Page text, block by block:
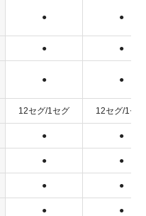
● ●
● ●
● ●
12セグ/1セグ 12セグ/1セグ
● ●
● ●
● ●
● ●